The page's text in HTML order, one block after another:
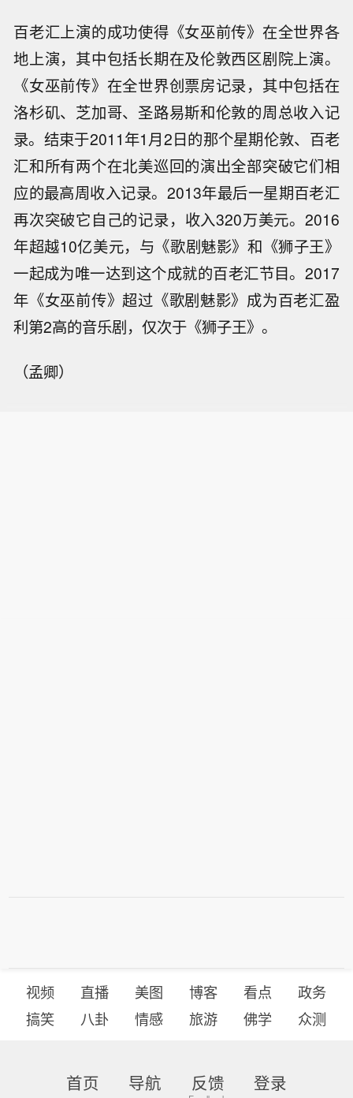
百老汇上演的成功使得《女巫前传》在全世界各
地上演，其中包括长期在及伦敦西区剧院上演。
《女巫前传》在全世界创票房记录，其中包括在
洛杉矶、芝加哥、圣路易斯和伦敦的周总收入记
录。结束于2011年1月2日的那个星期伦敦、百老
汇和所有两个在北美巡回的演出全部突破它们相
应的最高周收入记录。2013年最后一星期百老汇
再次突破它自己的记录，收入320万美元。2016
年超越10亿美元，与《歌剧魅影》和《狮子王》
一起成为唯一达到这个成就的百老汇节目。2017
年《女巫前传》超过《歌剧魅影》成为百老汇盈
利第2高的音乐剧，仅次于《狮子王》。
（孟卿）
视频 直播 美图 博客 看点
政务
搞笑
八卦 情感 旅游 佛学 众测
首页 导航 反馈 登录